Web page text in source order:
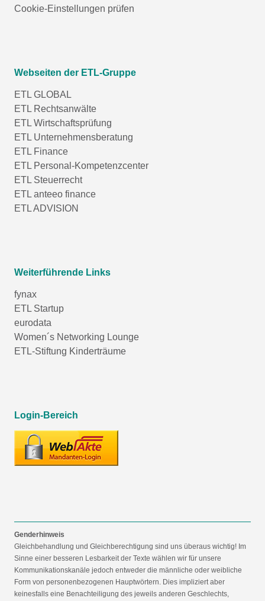
Cookie-Einstellungen prüfen
Webseiten der ETL-Gruppe
ETL GLOBAL
ETL Rechtsanwälte
ETL Wirtschaftsprüfung
ETL Unternehmensberatung
ETL Finance
ETL Personal-Kompetenzcenter
ETL Steuerrecht
ETL anteeo finance
ETL ADVISION
Weiterführende Links
fynax
ETL Startup
eurodata
Women´s Networking Lounge
ETL-Stiftung Kinderträume
Login-Bereich
Genderhinweis
Gleichbehandlung und Gleichberechtigung sind uns überaus wichtig! Im
Sinne einer besseren Lesbarkeit der Texte wählen wir für unsere
Kommunikationskanäle jedoch entweder die männliche oder weibliche
Form von personenbezogenen Hauptwörtern. Dies impliziert aber
keinesfalls eine Benachteiligung des jeweils anderen Geschlechts,